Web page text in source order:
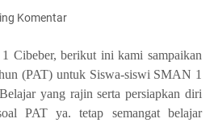
Komentar
Cibeber, berikut ini kami sampaikan
(PAT) untuk Siswa-siswi SMAN 1
yang rajin serta persiapkan diri
PAT ya. tetap semangat belajar